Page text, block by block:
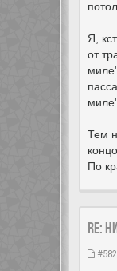
Я,
от
Тем
По
Re: